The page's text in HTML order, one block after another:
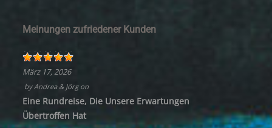
Meinungen zufriedener Kunden
März 17, 2026
byAndrea & Jörgon
Eine Rundreise, Die Unsere Erwartungen
Übertroffen Hat